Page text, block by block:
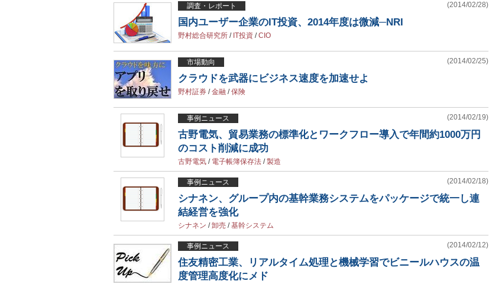
調査・レポート (2014/02/28)
国内ユーザー企業のIT投資、2014年度は微減─NRI
野村総合研究所 / IT投資 /CIO
市場動向 (2014/02/25)
クラウドを武器にビジネス速度を加速せよ
野村証券 /金融 /保険
事例ニュース (2014/02/19)
古野電気、貿易業務の標準化とワークフロー導入で年間約1000万円
のコスト削減に成功
古野電気 / 電子帳簿保存法 /製造
事例ニュース (2014/02/18)
シナネン、グループ内の基幹業務システムをパッケージで統一し連
結経営を強化
シナネン /卸売 /基幹システム
事例ニュース (2014/02/12)
住友精密工業、リアルタイム処理と機械学習でビニールハウスの温
度管理高度化にメド